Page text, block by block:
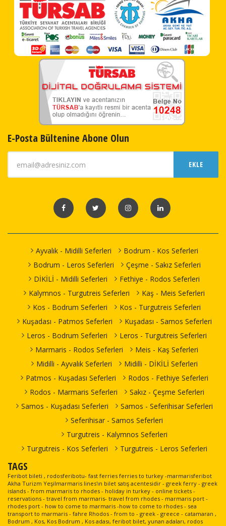
E-Posta Bültenine Abone Olun
EKLE
Ayvalık - Midilli Seferleri
Bodrum - Kos Seferleri
Bodrum - Leros Seferleri
Çeşme - Sakız Seferleri
DİKİLİ - Midilli Seferleri
Fethiye - Rodos Seferleri
Kalymnos - Turgutreis Seferleri
Kaş - Meis Seferleri
Kos - Bodrum Seferleri
Kos - Turgutreis Seferleri
Kuşadası - Patmos Seferleri
Kuşadası - Samos Seferleri
Leros - Bodrum Seferleri
Leros - Turgutreis Seferleri
Marmaris - Rodos Seferleri
Meis - Kaş Seferleri
Midilli - Ayvalık Seferleri
Midilli - DİKİLİ Seferleri
Patmos - Kuşadası Seferleri
Rodos - Fethiye Seferleri
Rodos - Marmaris Seferleri
Sakız - Çeşme Seferleri
Samos - Kuşadası Seferleri
Samos - Seferihisar Seferleri
Seferihisar - Samos Seferleri
Turgutreis - Kalymnos Seferleri
Turgutreis - Kos Seferleri
Turgutreis - Leros Seferleri
TAGS
Feribot bileti , rodosferibotu- fast ferries ferries to turkey -marmarisferibot
Akha Turizm Yeşilmarmaris lines'ın bilet satış acentesidir - greek ferry - greek
islands - from marmaris to rhodes - holiday in turkey - online tickets -
reservations - travel from marmaris- travel from rhodes - marmaris port -
rhodes port - how to come to marmaris -how to come to rhodes - sea
transport to marmaris - fahre Rhodos - from to - greek - greece - catamaran ,
Bodrum , Kos, Kos Bodrum , Kos adası, feribot bilet, yunan adaları, rodos